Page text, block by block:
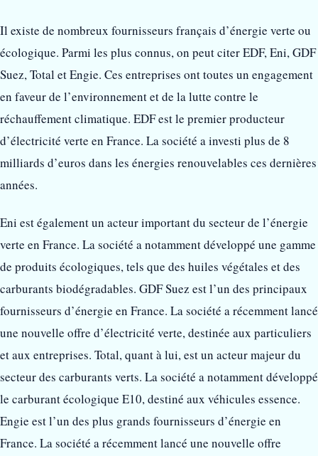
Il existe de nombreux fournisseurs français d’énergie verte ou
écologique. Parmi les plus connus, on peut citer EDF, Eni, GDF
Suez, Total et Engie. Ces entreprises ont toutes un engagement
en faveur de l’environnement et de la lutte contre le
réchauffement climatique. EDF est le premier producteur
d’électricité verte en France. La société a investi plus de 8
milliards d’euros dans les énergies renouvelables ces dernières
années.
Eni est également un acteur important du secteur de l’énergie
verte en France. La société a notamment développé une gamme
de produits écologiques, tels que des huiles végétales et des
carburants biodégradables. GDF Suez est l’un des principaux
fournisseurs d’énergie en France. La société a récemment lancé
une nouvelle offre d’électricité verte, destinée aux particuliers
et aux entreprises. Total, quant à lui, est un acteur majeur du
secteur des carburants verts. La société a notamment développé
le carburant écologique E10, destiné aux véhicules essence.
Engie est l’un des plus grands fournisseurs d’énergie en
France. La société a récemment lancé une nouvelle offre